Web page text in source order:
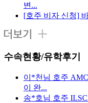
변...
[호주 비자 신청]
수속현황/유학후기
이*천님 호주
이 완...
송*호님 호주